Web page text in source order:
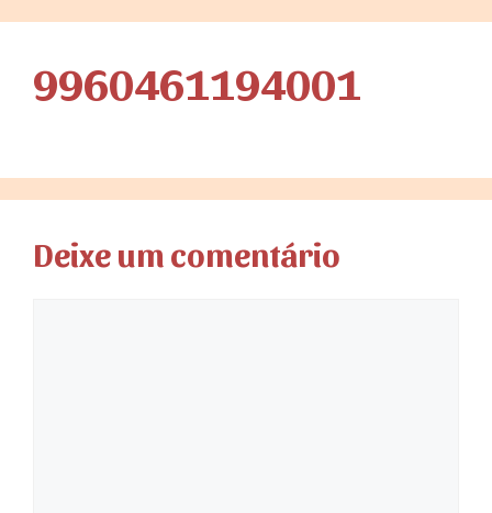
9960461194001
Deixe um comentário